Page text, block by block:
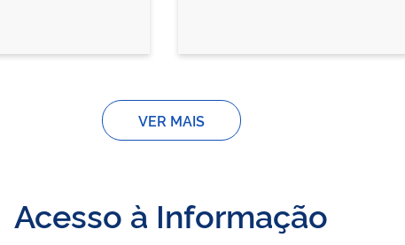
VER MAIS
Acesso à Informação